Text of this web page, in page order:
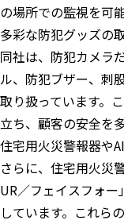
の場所での監視を可
多彩な防犯グッズの
同社は、防犯カメラ
ル、防犯ブザー、刺
取り扱っています。​
立ち、顧客の安全を
住宅用火災警報器や
さらに、住宅用火災
UR／フェイスフォ
しています。​これら